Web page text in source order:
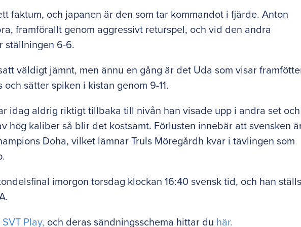
faktum, och japanen är den som tar kommandot i fjärde. Anton
framförallt genom aggressivt returspel, och vid den andra
ställningen 6-6.
väldigt jämnt, men ännu en gång är det Uda som visar
sätter spiken i kistan genom 9-11.
idag aldrig riktigt tillbaka till nivån han visade upp i andra set och
hög kaliber så blir det kostsamt. Förlusten innebär att svensken
Doha, vilket lämnar Truls Möregårdh kvar i tävlingen som
imorgon torsdag klockan 16:40 svensk tid, och han ställs
SVT Play, och deras sändningsschema hittar du här.